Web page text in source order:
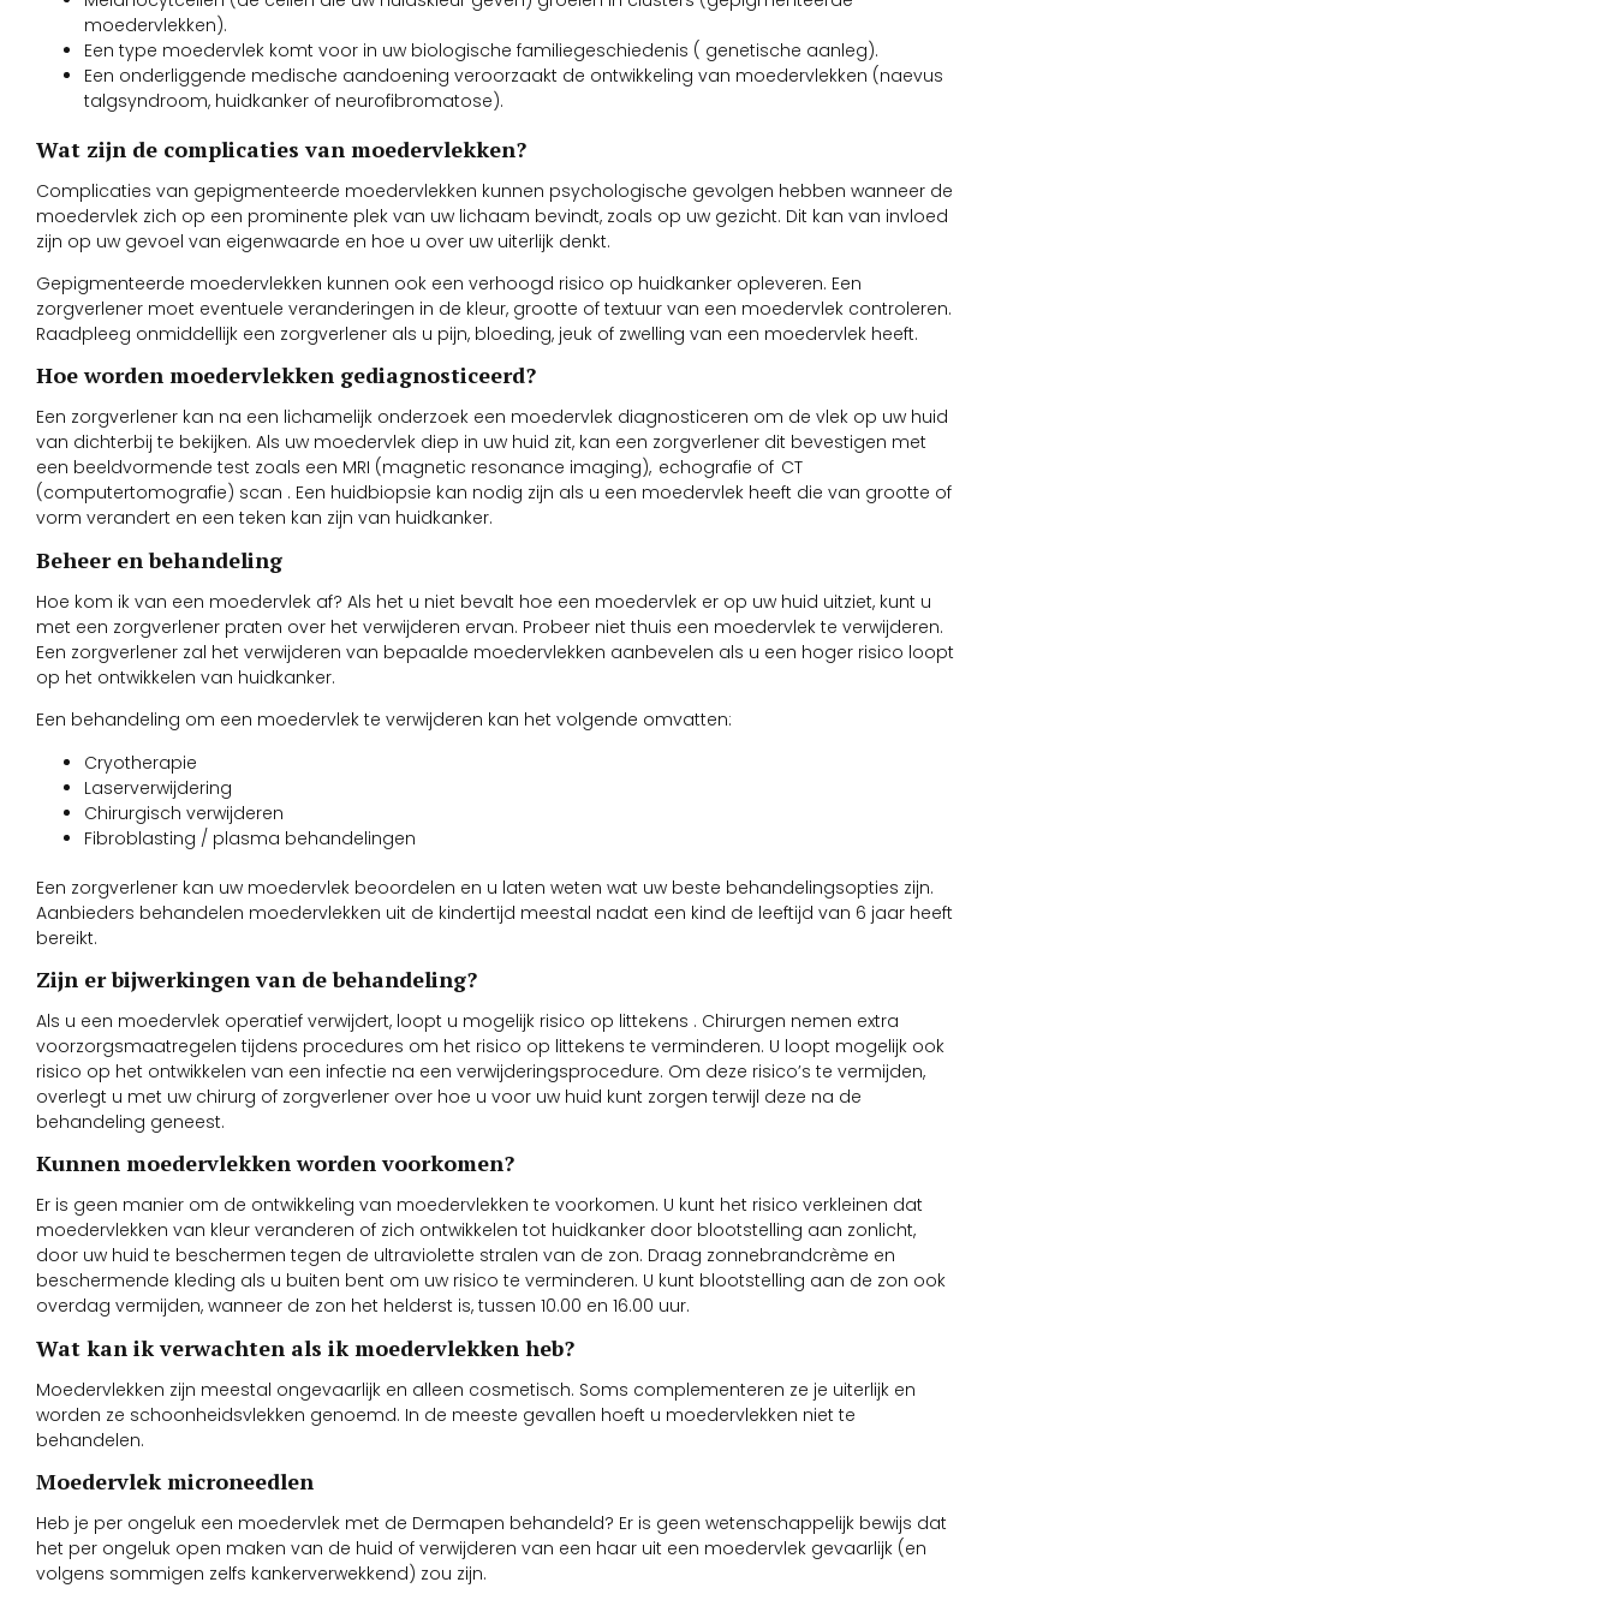
moedervlekken).
Een type moedervlek komt voor in uw biologische familiegeschiedenis ( genetische aanleg).
Een onderliggende medische aandoening veroorzaakt de ontwikkeling van moedervlekken (naevus
talgsyndroom, huidkanker of neurofibromatose).
Wat zijn de complicaties van moedervlekken?
Complicaties van gepigmenteerde moedervlekken kunnen psychologische gevolgen hebben wanneer de
moedervlek zich op een prominente plek van uw lichaam bevindt, zoals op uw gezicht. Dit kan van invloed
zijn op uw gevoel van eigenwaarde en hoe u over uw uiterlijk denkt.
Gepigmenteerde moedervlekken kunnen ook een verhoogd risico op huidkanker opleveren. Een
zorgverlener moet eventuele veranderingen in de kleur, grootte of textuur van een moedervlek controleren.
Raadpleeg onmiddellijk een zorgverlener als u pijn, bloeding, jeuk of zwelling van een moedervlek heeft.
Hoe worden moedervlekken gediagnosticeerd?
Een zorgverlener kan na een lichamelijk onderzoek een moedervlek diagnosticeren om de vlek op uw huid
van dichterbij te bekijken. Als uw moedervlek diep in uw huid zit, kan een zorgverlener dit bevestigen met
een beeldvormende test zoals een MRI (magnetic resonance imaging), echografie of CT
(computertomografie) scan . Een huidbiopsie kan nodig zijn als u een moedervlek heeft die van grootte of
vorm verandert en een teken kan zijn van huidkanker.
Beheer en behandeling
Hoe kom ik van een moedervlek af? Als het u niet bevalt hoe een moedervlek er op uw huid uitziet, kunt u
met een zorgverlener praten over het verwijderen ervan. Probeer niet thuis een moedervlek te verwijderen.
Een zorgverlener zal het verwijderen van bepaalde moedervlekken aanbevelen als u een hoger risico loopt
op het ontwikkelen van huidkanker.
Een behandeling om een moedervlek te verwijderen kan het volgende omvatten:
Cryotherapie
Laserverwijdering
Chirurgisch verwijderen
Fibroblasting / plasma behandelingen
Een zorgverlener kan uw moedervlek beoordelen en u laten weten wat uw beste behandelingsopties zijn.
Aanbieders behandelen moedervlekken uit de kindertijd meestal nadat een kind de leeftijd van 6 jaar heeft
bereikt.
Zijn er bijwerkingen van de behandeling?
Als u een moedervlek operatief verwijdert, loopt u mogelijk risico op littekens . Chirurgen nemen extra
voorzorgsmaatregelen tijdens procedures om het risico op littekens te verminderen. U loopt mogelijk ook
risico op het ontwikkelen van een infectie na een verwijderingsprocedure. Om deze risico’s te vermijden,
overlegt u met uw chirurg of zorgverlener over hoe u voor uw huid kunt zorgen terwijl deze na de
behandeling geneest.
Kunnen moedervlekken worden voorkomen?
Er is geen manier om de ontwikkeling van moedervlekken te voorkomen. U kunt het risico verkleinen dat
moedervlekken van kleur veranderen of zich ontwikkelen tot huidkanker door blootstelling aan zonlicht,
door uw huid te beschermen tegen de ultraviolette stralen van de zon. Draag zonnebrandcrème en
beschermende kleding als u buiten bent om uw risico te verminderen. U kunt blootstelling aan de zon ook
overdag vermijden, wanneer de zon het helderst is, tussen 10.00 en 16.00 uur.
Wat kan ik verwachten als ik moedervlekken heb?
Moedervlekken zijn meestal ongevaarlijk en alleen cosmetisch. Soms complementeren ze je uiterlijk en
worden ze schoonheidsvlekken genoemd. In de meeste gevallen hoeft u moedervlekken niet te
behandelen.
Moedervlek microneedlen
Heb je per ongeluk een moedervlek met de Dermapen behandeld? Er is geen wetenschappelijk bewijs dat
het per ongeluk open maken van de huid of verwijderen van een haar uit een moedervlek gevaarlijk (en
volgens sommigen zelfs kankerverwekkend) zou zijn.